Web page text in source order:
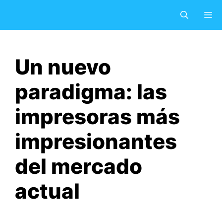
contenido
Un nuevo
paradigma: las
impresoras más
impresionantes
del mercado
actual